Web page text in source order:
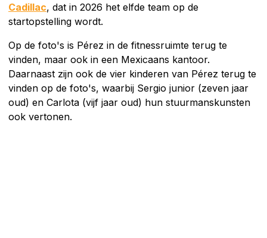
Cadillac, dat in 2026 het elfde team op de
startopstelling wordt.
Op de foto's is Pérez in de fitnessruimte terug te
vinden, maar ook in een Mexicaans kantoor.
Daarnaast zijn ook de vier kinderen van Pérez terug te
vinden op de foto's, waarbij Sergio junior (zeven jaar
oud) en Carlota (vijf jaar oud) hun stuurmanskunsten
ook vertonen.